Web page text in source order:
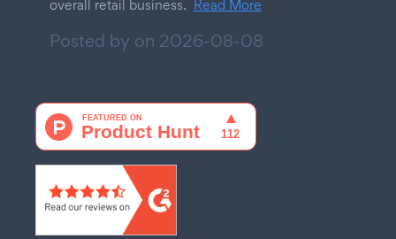
overall retail business. Read More
Posted by on 2026-08-08